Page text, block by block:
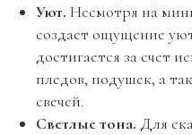
Уют. Несмотря на
создает ощущение
достигается за счет
пледов, подушек, а
свечей.
Светлые тона. Для